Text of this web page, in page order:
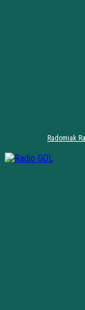
Radomiak